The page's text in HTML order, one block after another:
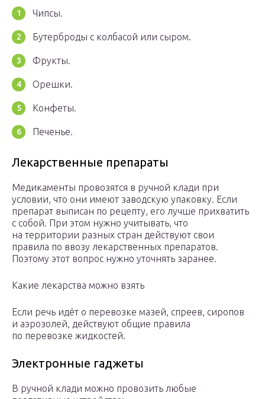
Чипсы.
Бутерброды с колбасой или сыром.
Фрукты.
Орешки.
Конфеты.
Печенье.
Лекарственные препараты
Медикаменты провозятся в ручной клади при
условии, что они имеют заводскую упаковку. Если
препарат выписан по рецепту, его лучше прихватить
с собой. При этом нужно учитывать, что
на территории разных стран действуют свои
правила по ввозу лекарственных препаратов.
Поэтому этот вопрос нужно уточнять заранее.
Какие лекарства можно взять
Если речь идёт о перевозке мазей, спреев, сиропов
и аэрозолей, действуют общие правила
по перевозке жидкостей.
Электронные гаджеты
В ручной клади можно провозить любые